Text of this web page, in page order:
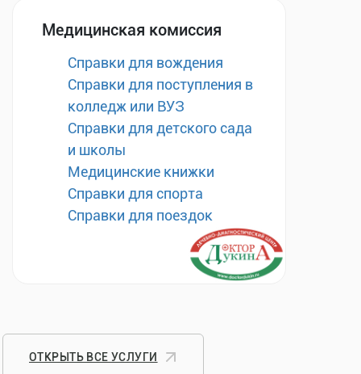
Медицинская комиссия
Справки для вождения
Справки для поступления в
колледж или ВУЗ
Справки для детского сада
и школы
Медицинские книжки
Справки для спорта
Справки для поездок
ОТКРЫТЬ ВСЕ УСЛУГИ